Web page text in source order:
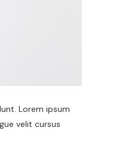
Lorem ipsum
velit cursus